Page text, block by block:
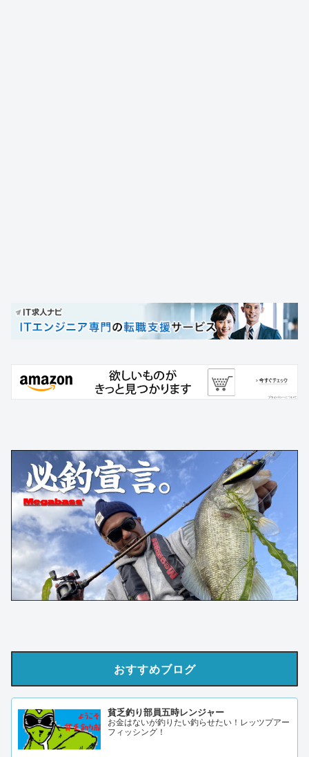
おすすめブログ
貧乏釣り部員五時レンジャー
お金はないが釣りたい釣らせたい！レッツプアー
フィッシング！